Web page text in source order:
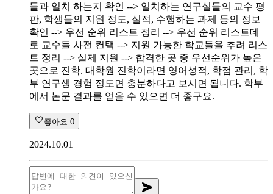
들과 일치 하는지 확인 --> 일치하는 연구실들의 교수 평
판, 학생들의 지원 정도, 실적, 수행하는 과제 등의 정보
확인 --> 우선 순위 리스트 정리 --> 우선 순위 리스트데
로 교수들 사전 컨택 --> 지원 가능한 학교들을 추려 리스
트 정리 --> 실제 지원 --> 합격한 곳 중 우선순위가 높은
곳으로 진학. 대학원 진학이라면 영어성적, 학점 관리, 학
부 연구생 경험 정도면 충분하다고 보시면 됩니다. 학부
에서 논문 결과를 얻을 수 있으면 더 좋구요.
좋아요 0
2024.10.01